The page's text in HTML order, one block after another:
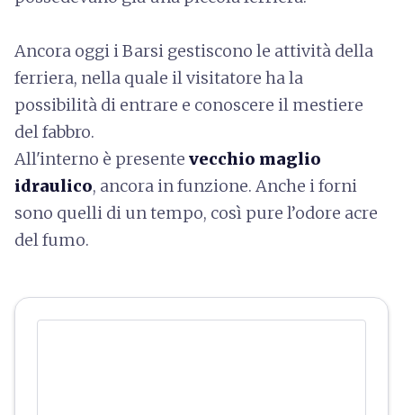
Ancora oggi i Barsi gestiscono le attività della
ferriera, nella quale il visitatore ha la
possibilità di entrare e conoscere il mestiere
del fabbro.
All'interno è presente vecchio maglio
idraulico, ancora in funzione. Anche i forni
sono quelli di un tempo, così pure l’odore acre
del fumo.